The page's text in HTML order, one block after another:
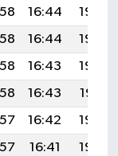
16:44
19:50
16:44
19:49
16:43
19:48
16:43
19:47
16:42
19:45
16:41
19:44